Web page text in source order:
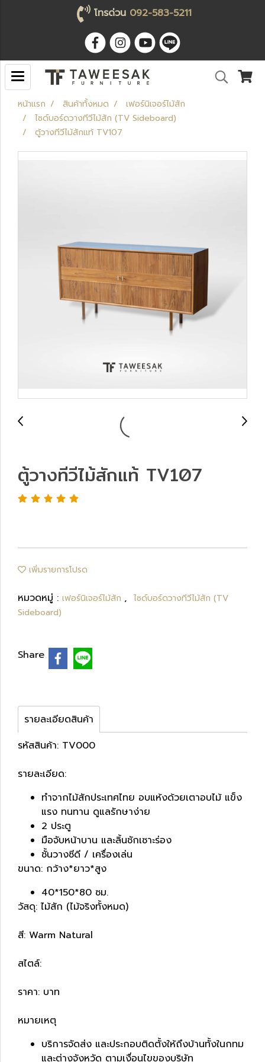
โทรด่วน 092-583-5211
หน้าแรก สินค้าทั้งหมด
เฟอร์นิเจอร์ไม้สัก
ไซด์บอร์ดวางทีวีไม้สัก (TV Sideboard)
ตู้วางทีวีไม้สักแท้ TV107
ตู้วางทีวีไม้สักแท้ TV107
เพิ่มรายการโปรด
หมวดหมู่ : เฟอร์นิเจอร์ไม้สัก , ไซด์บอร์ดวางทีวีไม้สัก (TV
Sideboard)
Share
รายละเอียดสินค้า
รหัสสินค้า: TV000
รายละเอียด:
ทำจากไม้สักประเทศไทย อบแห้งด้วยเตาอบไม้ แข็ง
แรง ทนทาน ดูแลรักษาง่าย
2 ประตู
มือจับหน้าบาน และลิ้นชักเซาะร่อง
ชั้นวางซีดี / เครื่องเล่น
ขนาด: กว้าง*ยาว*สูง
40*150*80 ซม.
วัสดุ: ไม้สัก (ไม้จริงทั้งหมด)
สี: Warm Natural
สไตล์:
ราคา: บาท
หมายเหตุ
บริการจัดส่ง และประกอบติดตั้งให้ถึงบ้านทั้งในกทม
และต่างจังหวัด ตามเงื่อนไขของบริษัท